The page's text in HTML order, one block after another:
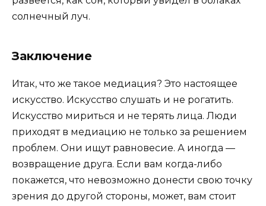
солнечный луч.
Заключение
Итак, что же такое медиация? Это настоящее
искусство. Искусство слушать и не рогатить.
Искусство мириться и не терять лица. Люди
приходят в медиацию не только за решением
проблем. Они ищут равновесие. А иногда —
возвращение друга. Если вам когда-либо
покажется, что невозможно донести свою точку
зрения до другой стороны, может, вам стоит